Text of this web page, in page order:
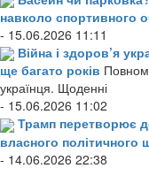
навколо спортивного
- 15.06.2026 11:11
Війна і здоров’я
ще багато років
українця. Щоденні
- 15.06.2026 11:02
Трамп перетворює
власного політичного
- 14.06.2026 22:38